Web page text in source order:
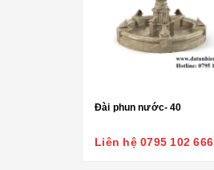
Đài phun nước- 40
Liên hệ 0795 102 666